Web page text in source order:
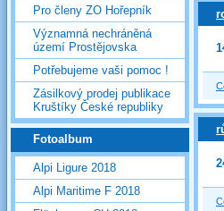
Pro členy ZO Hořepník
Významná nechráněná
území Prostějovska
Potřebujeme vaši pomoc !
Zásilkový prodej publikace
Kruštíky České republiky
Fotoalbum
Alpi Ligure 2018
Alpi Maritime F 2018